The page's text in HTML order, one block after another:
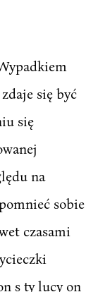
się być
się
na
sobie
czasami
s ty lucy on